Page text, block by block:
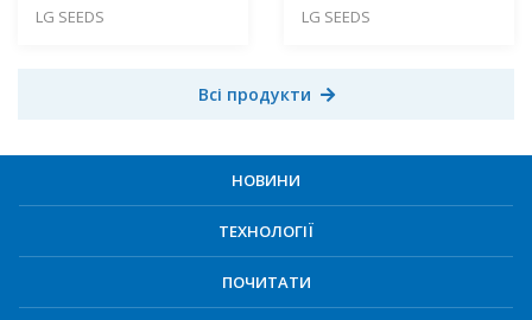
LG SEEDS LG SEEDS
Всі продукти
НОВИНИ
ТЕХНОЛОГІЇ
ПОЧИТАТИ